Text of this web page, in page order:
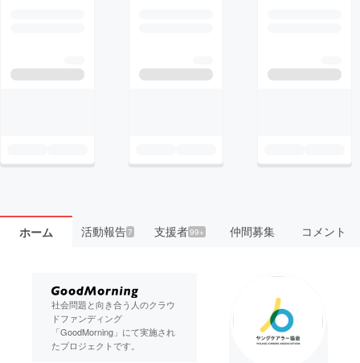
ホーム 活動報告7 支援者99+ 仲間募集 コメント
社会問題と向き合う人のクラウ
ドファンディング
「GoodMorning」にて実施され
たプロジェクトです。